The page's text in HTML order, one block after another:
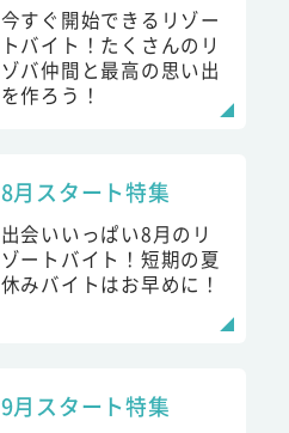
今すぐ開始できるリゾー
トバイト！たくさんのリ
ゾバ仲間と最高の思い出
を作ろう！
8月スタート特集
出会いいっぱい8月のリ
ゾートバイト！短期の夏
休みバイトはお早めに！
9月スタート特集